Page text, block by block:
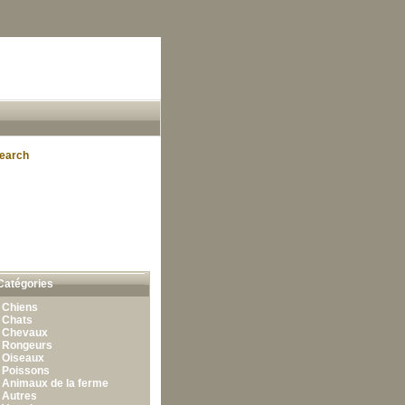
Chiens
Chats
Chevaux
Rongeurs
Oiseaux
Poissons
Animaux de la ferme
Autres